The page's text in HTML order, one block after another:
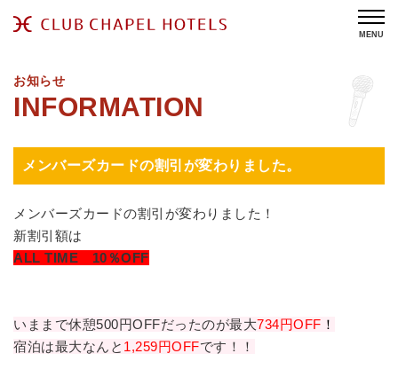
MENU
お知らせ
メンバーズカードの割引が変わりました。
メンバーズカードの割引が変わりました！
新割引額は
ALL TIME 10％OFF
いままで休憩500円OFFだったのが最大734円OFF ！
宿泊は最大なんと 1,259円OFFです！！